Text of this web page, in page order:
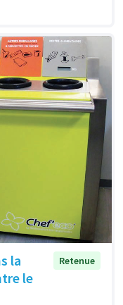
la
le
Retenue